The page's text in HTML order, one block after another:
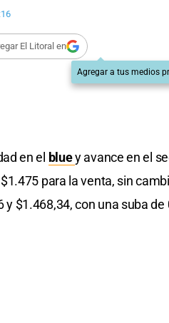
El Litoral en
Agregar a tus medios
en el bluey avance en el
para la venta, sin
$1.468,34, con una suba de